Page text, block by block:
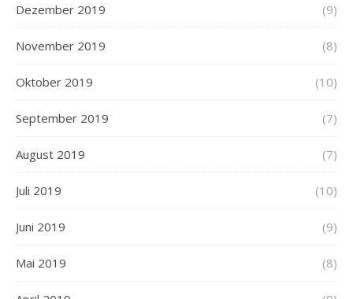
Dezember 2019 (9)
November 2019 (8)
Oktober 2019 (10)
September 2019 (7)
August 2019 (7)
Juli 2019 (10)
Juni 2019 (9)
Mai 2019 (8)